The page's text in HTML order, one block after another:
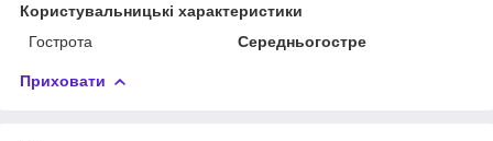
Користувальницькі характеристики
Гострота
Середньогостре
Приховати